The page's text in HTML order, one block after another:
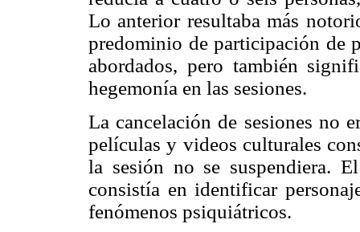
Lo anterior resultaba más
predominio de participación de
abordados, pero también
hegemonía en las sesiones.
La cancelación de sesiones no
películas y videos culturales
la sesión no se suspendiera.
consistía en identificar
fenómenos psiquiátricos.